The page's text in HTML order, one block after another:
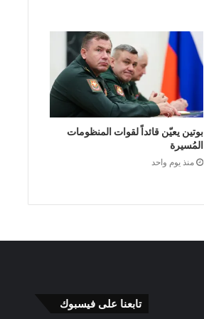
بوتين يعيّن قائداً لقوات المنظومات
المُسيرة
منذ يوم واحد
تابعنا على فيسبوك